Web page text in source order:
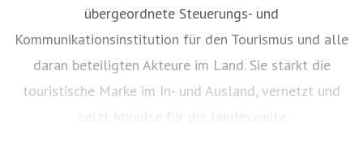
übergeordnete Steuerungs- und
Kommunikationsinstitution für den Tourismus und alle
daran beteiligten Akteure im Land. Sie stärkt die
touristische Marke im In- und Ausland, vernetzt und
setzt Impulse für die landesweite